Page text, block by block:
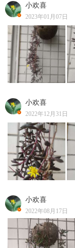
小欢喜
2023年01月07日
小欢喜
2022年12月31日
小欢喜
2022年08月17日